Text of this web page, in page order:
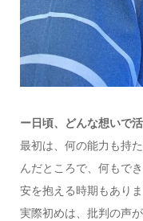
ー日頃、どんな想いで
最初は、何の能力も持
んだところで、何もで
安を抱える時期もありま
実際初めは、批判の声